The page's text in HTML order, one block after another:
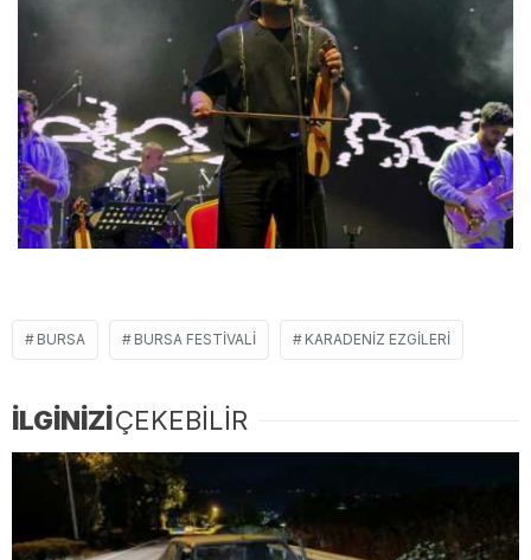
BURSA BURSA FESTIVALI KARADENIZ EZGILERI
İLGİNİZİÇEKEBİLİR